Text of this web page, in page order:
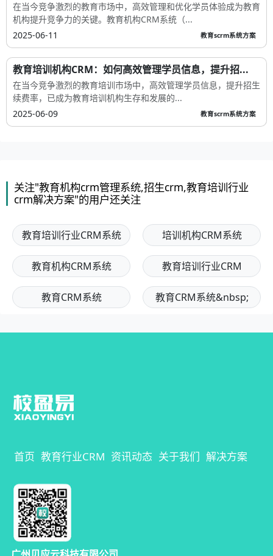
在当今竞争激烈的教育市场中，高效管理和优化学员体验成为教育
机构提升竞争力的关键。教育机构CRM系统（...
2025-06-11
教育scrm系统方案
教育培训机构CRM：如何高效管理学员信息，提升招...
在当今竞争激烈的教育培训市场中，高效管理学员信息，提升招生
续费率，已成为教育培训机构生存和发展的...
2025-06-09
教育scrm系统方案
关注"教育机构crm管理系统,招生crm,教育培训行业
crm解决方案"的用户还关注
教育培训行业CRM系统 培训机构CRM系统
教育机构CRM系统 教育培训行业CRM
教育CRM系统 教育CRM系统&nbsp;
首页 教育行业CRM 资讯动态 关于我们 解决方案